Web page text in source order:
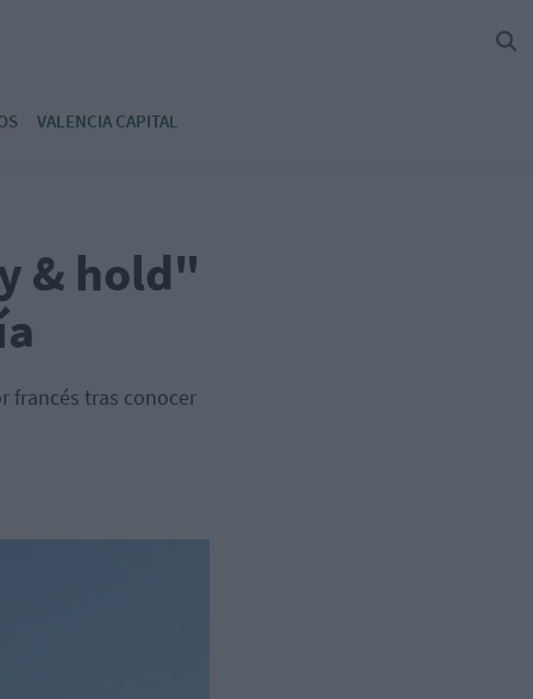
VALENCIA CAPITAL
& hold"
francés tras conocer